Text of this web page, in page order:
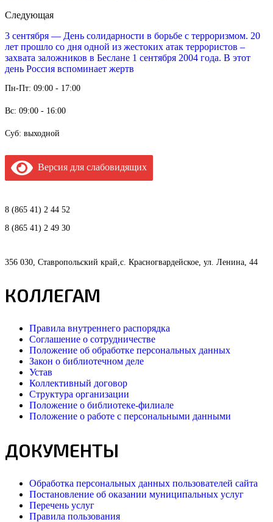
Следующая
3 сентября — День солидарности в борьбе с терроризмом. 20
лет прошло со дня одной из жестоких атак террористов –
захвата заложников в Беслане 1 сентября 2004 года. В этот
день Россия вспоминает жертв
Пн-Пт: 09:00 - 17:00
Вс: 09:00 - 16:00
Суб: выходной
Версия для слабовидящих
8 (865 41) 2 44 52
8 (865 41) 2 49 30
356 030, Ставропольский край,с. Красногвардейское, ул. Ленина, 44
КОЛЛЕГАМ
Правила внутреннего распорядка
Соглашение о сотрудничестве
Положение об обработке персональных данных
Закон о библиотечном деле
Устав
Коллективный договор
Структура организации
Положение о библиотеке-филиале
Положение о работе с персональными данными
ДОКУМЕНТЫ
Обработка персональных данных пользователей сайта
Постановление об оказании муниципальных услуг
Перечень услуг
Правила пользования